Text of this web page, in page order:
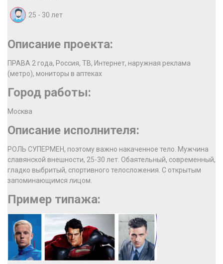
25 - 30 лет
Описание проекта:
ПРАВА 2 года, Россия, ТВ, Интернет, наружная реклама
(метро), мониторы в аптеках
Город работы:
Москва
Описание исполнителя:
РОЛЬ СУПЕРМЕН, поэтому важно накаченное тело. Мужчина
славянской внешности, 25-30 лет. Обаятельный, современный,
гладко выбритый, спортивного телосложения. С открытым
запоминающимся лицом.
Пример типажа: